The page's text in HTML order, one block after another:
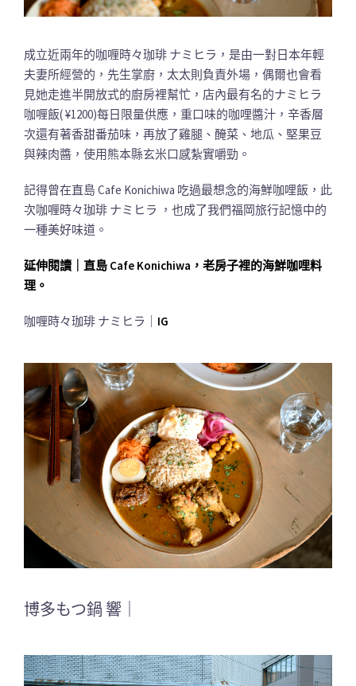
成立近兩年的咖喱時々珈琲 ナミヒラ，是由一對日本年輕
夫妻所經營的，先生掌廚，太太則負責外場，偶爾也會看
見她走進半開放式的廚房裡幫忙，店內最有名的ナミヒラ
咖喱飯( ¥1200)每日限量供應，重口味的咖哩醬汁，辛香層
次還有著香甜番茄味，再放了雞腿、醃菜、地瓜、堅果豆
與辣肉醬，使用熊本縣玄米口感紮實嚼勁。
記得曾在直島 Cafe Konichiwa 吃過最想念的海鮮咖哩飯，此
次咖喱時々珈琲 ナミヒラ ，也成了我們福岡旅行記憶中的
一種美好味道。
延伸閱讀｜直島 Cafe Konichiwa，老房子裡的海鮮咖哩料
理。
咖喱時々珈琲 ナミヒラ｜ IG
博多もつ鍋 響｜